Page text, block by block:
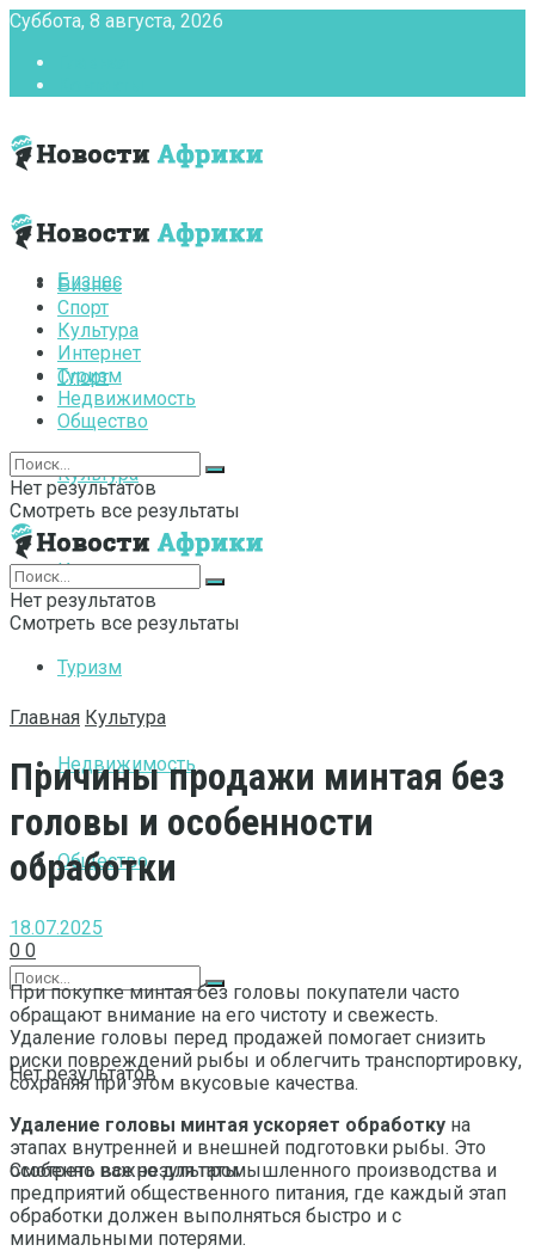
Суббота, 8 августа, 2026
Бизнес
Спорт
Культура
Интернет
Туризм
Недвижимость
Общество
Нет результатов
Смотреть все результаты
Бизнес
Спорт
Культура
Интернет
Туризм
Недвижимость
Общество
Нет результатов
Смотреть все результаты
Нет результатов
Смотреть все результаты
Главная Культура
Причины продажи минтая без
головы и особенности
обработки
18.07.2025
0 0
При покупке минтая без головы покупатели часто
обращают внимание на его чистоту и свежесть.
Удаление головы перед продажей помогает снизить
риски повреждений рыбы и облегчить транспортировку,
сохраняя при этом вкусовые качества.
Удаление головы минтая ускоряет обработку на
этапах внутренней и внешней подготовки рыбы. Это
особенно важно для промышленного производства и
предприятий общественного питания, где каждый этап
обработки должен выполняться быстро и с
минимальными потерями.